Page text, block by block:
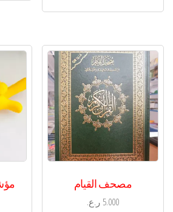
مصحف القيام
5.000 ر.ع.